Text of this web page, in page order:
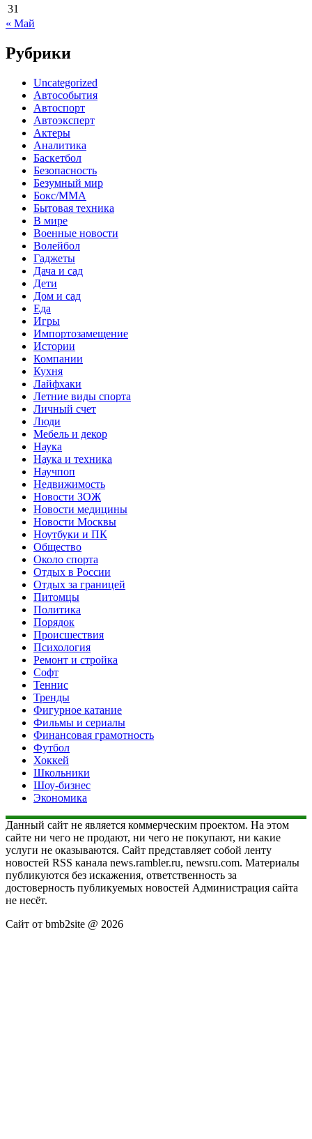
31
« Май
Рубрики
Uncategorized
Автособытия
Автоспорт
Автоэксперт
Актеры
Аналитика
Баскетбол
Безопасность
Безумный мир
Бокс/MMA
Бытовая техника
В мире
Военные новости
Волейбол
Гаджеты
Дача и сад
Дети
Дом и сад
Еда
Игры
Импортозамещение
Истории
Компании
Кухня
Лайфхаки
Летние виды спорта
Личный счет
Люди
Мебель и декор
Наука
Наука и техника
Научпоп
Недвижимость
Новости ЗОЖ
Новости медицины
Новости Москвы
Ноутбуки и ПК
Общество
Около спорта
Отдых в России
Отдых за границей
Питомцы
Политика
Порядок
Происшествия
Психология
Ремонт и стройка
Софт
Теннис
Тренды
Фигурное катание
Фильмы и сериалы
Финансовая грамотность
Футбол
Хоккей
Школьники
Шоу-бизнес
Экономика
Данный сайт не является коммерческим проектом. На этом
сайте ни чего не продают, ни чего не покупают, ни какие
услуги не оказываются. Сайт представляет собой ленту
новостей RSS канала news.rambler.ru, newsru.com. Материалы
публикуются без искажения, ответственность за
достоверность публикуемых новостей Администрация сайта
не несёт.
Сайт от bmb2site @ 2026